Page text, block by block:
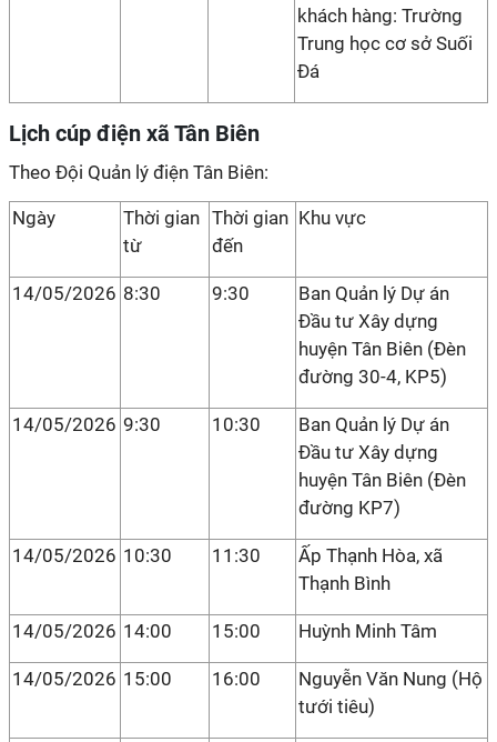
khách hàng: Trường
Trung học cơ sở Suối
Đá
Lịch cúp điện xã Tân Biên
Theo Đội Quản lý điện Tân Biên:
Ngày
Thời gian
từ
Thời gian
đến
Khu vực
14/05/2026 8:30 9:30
Ban Quản lý Dự án
Đầu tư Xây dựng
huyện Tân Biên (Đèn
đường 30-4, KP5)
14/05/2026 9:30 10:30
Ban Quản lý Dự án
Đầu tư Xây dựng
huyện Tân Biên (Đèn
đường KP7)
14/05/2026 10:30 11:30
Ấp Thạnh Hòa, xã
Thạnh Bình
14/05/2026 14:00 15:00 Huỳnh Minh Tâm
14/05/2026 15:00 16:00
Nguyễn Văn Nung (Hộ
tưới tiêu)